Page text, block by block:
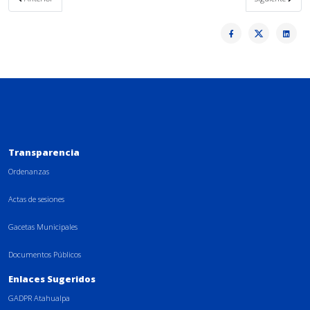
Transparencia
Ordenanzas
Actas de sesiones
Gacetas Municipales
Documentos Públicos
Enlaces Sugeridos
GADPR Atahualpa